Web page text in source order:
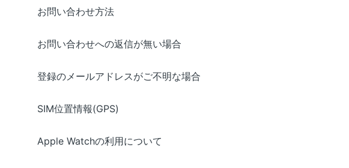
お問い合わせ方法
お問い合わせへの返信が無い場合
登録のメールアドレスがご不明な場合
SIM位置情報(GPS)
Apple Watchの利用について